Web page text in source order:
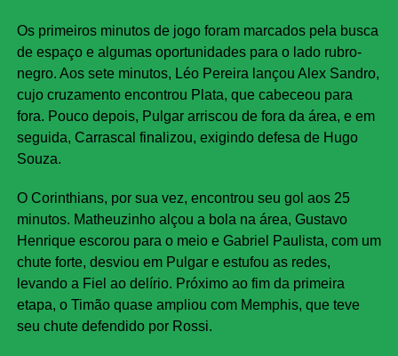
Os primeiros minutos de jogo foram marcados pela busca
de espaço e algumas oportunidades para o lado rubro-
negro. Aos sete minutos, Léo Pereira lançou Alex Sandro,
cujo cruzamento encontrou Plata, que cabeceou para
fora. Pouco depois, Pulgar arriscou de fora da área, e em
seguida, Carrascal finalizou, exigindo defesa de Hugo
Souza.
O Corinthians, por sua vez, encontrou seu gol aos 25
minutos. Matheuzinho alçou a bola na área, Gustavo
Henrique escorou para o meio e Gabriel Paulista, com um
chute forte, desviou em Pulgar e estufou as redes,
levando a Fiel ao delírio. Próximo ao fim da primeira
etapa, o Timão quase ampliou com Memphis, que teve
seu chute defendido por Rossi.